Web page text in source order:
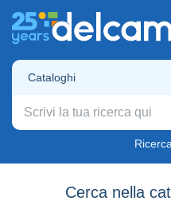
Cataloghi
Cerca nella